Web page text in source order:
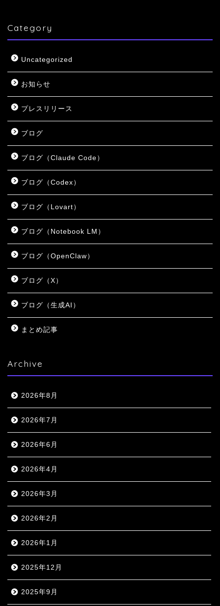
Category
Uncategorized
お知らせ
プレスリリース
ブログ
ブログ（Claude Code）
ブログ（Codex）
ブログ（Lovart）
ブログ（Notebook LM）
ブログ（OpenClaw）
ブログ（X）
ブログ（生成AI）
まとめ記事
Archive
2026年8月
2026年7月
2026年6月
2026年4月
2026年3月
2026年2月
2026年1月
2025年12月
2025年9月